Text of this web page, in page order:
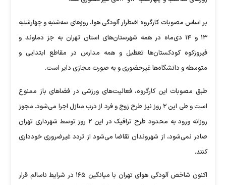
بر اساس مصوبات کارگروه اضطرار آلودگی هوا، روز‌های سه‌شنبه و چهارشنبه
۱۳ و ۱۴ دی‌ماه در همه شهرستان‌های استان تهران به جز دماوند و
فیروزکوه کودکستان‌ها تعطیل و همه مدارس در مقاطع ابتدایی و
متوسطه و دانشگاه‌ها غیرحضوری و به صورت مجازی دایر است.
طبق مصوبات این کارگروه، فعالیت‌های ورزشی در فضا‌های باز ممنوع
است و طی این ۲ روز نیز طرح زوج و فرد از درب منازل اجرا می‌شود. مجوز
روزانه ورود به محدود طرح ترافیک در این ۲ روز توسط شهرداری تهران
صادر نمی‌شود، از شهروندان تقاضا می‌شود از تردد غیرضروری خودداری
کنند.
اکنون شاخص آلودگی هوای تهران با میانگین ۱۶۵ در شرایط ناسالم قرار